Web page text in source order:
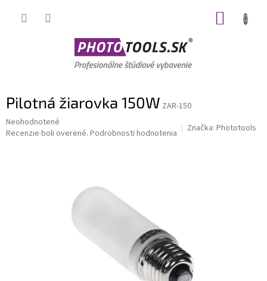
Pilotná žiarovka 150W ZAR-150
Priemerné
hodnotenie
Neohodnotené
Recenzie boli overené. Podrobnosti hodnotenia Značka: Phototools